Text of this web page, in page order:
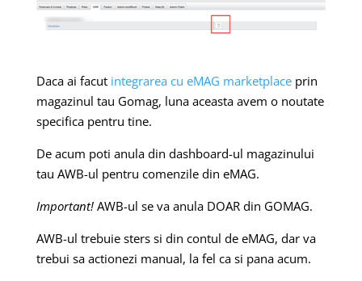
Daca ai facut integrarea cu eMAG marketplaceprin
magazinul tau Gomag, luna aceasta avem o noutate
specifica pentru tine.
De acum poti anula din dashboard-ul magazinului
tau AWB-ul pentru comenzile din eMAG.
Important! AWB-ul se va anula DOAR din GOMAG.
AWB-ul trebuie sters si din contul de eMAG, dar va
trebui sa actionezi manual, la fel ca si pana acum.